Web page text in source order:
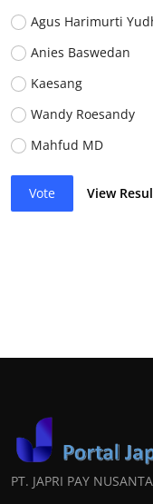
Agus Harimurti
Anies Baswedan
Kaesang
Wandy Roesandy
Mahfud MD
Vote View
PT. JAPRI PAY